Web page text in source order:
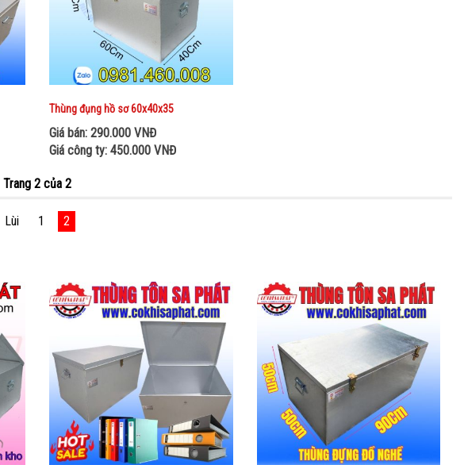
Thùng đụng hồ sơ 60x40x35
Giá bán: 290.000 VNĐ
Giá công ty: 450.000 VNĐ
Trang 2 của 2
Lùi 1 2